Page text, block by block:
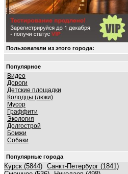
Пользователи из этого города:
Популярное
Видео
Дороги
Детские площадки
Колодцы (люки)
Мусор
Граффити
Экология
Долгострой
Бомжи
Собаки
Популярные города
Курск (5844) Санкт-Петербург (1841)